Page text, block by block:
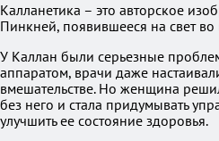
Калланетика – это авторское
Пинкней, появившееся на свет
У Каллан были серьезные
аппаратом, врачи даже
вмешательстве. Но женщина
без него и стала придумывать
улучшить ее состояние здоровья.